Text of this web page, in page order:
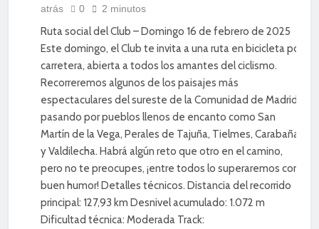
SOCIAL
atrás
0 2 minutos
Ruta social del Club – Domingo 16 de febrero de 2025
Este domingo, el Club te invita a una ruta en bicicleta por
carretera, abierta a todos los amantes del ciclismo.
Recorreremos algunos de los paisajes más
espectaculares del sureste de la Comunidad de Madrid,
pasando por pueblos llenos de encanto como San
Martín de la Vega, Perales de Tajuña, Tielmes, Carabaña
y Valdilecha. Habrá algún reto que otro en el camino,
pero no te preocupes, ¡entre todos lo superaremos con
buen humor! Detalles técnicos. Distancia del recorrido
principal: 127,93 km Desnivel acumulado: 1.072 m
Dificultad técnica: Moderada Track: